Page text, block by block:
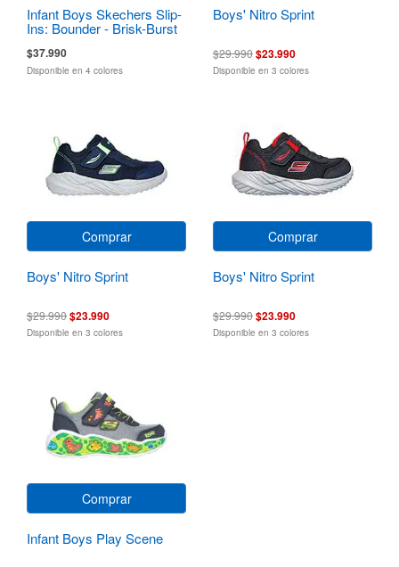
Infant Boys Skechers Slip-
Ins: Bounder - Brisk-Burst
$37.990
Disponible en 4 colores
Boys' Nitro Sprint
$29.990$23.990
Disponible en 3 colores
Comprar
Boys' Nitro Sprint
$29.990$23.990
Disponible en 3 colores
Comprar
Boys' Nitro Sprint
$29.990$23.990
Disponible en 3 colores
Comprar
Infant Boys Play Scene